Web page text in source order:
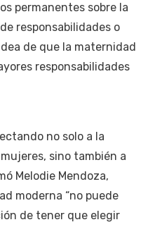
permanentes sobre la
responsabilidades o
de que la maternidad
responsabilidades
no solo a la
sino también a
Melodie Mendoza,
moderna “no puede
de tener que elegir